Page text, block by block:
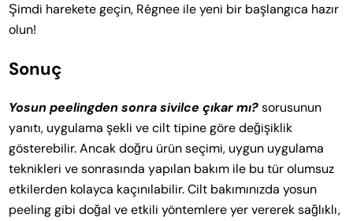
Şimdi harekete geçin, Régnee ile yeni bir başlangıca hazır
olun!
Sonuç
Yosun peelingden sonra sivilce çıkar mı?sorusunun
yanıtı, uygulama şekli ve cilt tipine göre değişiklik
gösterebilir. Ancak doğru ürün seçimi, uygun uygulama
teknikleri ve sonrasında yapılan bakım ile bu tür olumsuz
etkilerden kolayca kaçınılabilir. Cilt bakımınızda yosun
peeling gibi doğal ve etkili yöntemlere yer vererek sağlıklı,